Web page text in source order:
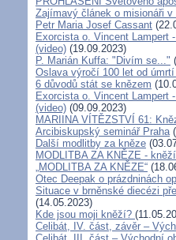
Zajímavý článek o misionáři v
Petr Maria Josef Cassant
Exorcista o. Vincent Lampert
(video) (19.09.2023)
P. Marián Kuffa: "Divím se..."
Oslava výročí 100 let od
6 důvodů stát se knězem
Exorcista o. Vincent Lampert
(video) (09.09.2023)
MARIINA VÍTĚZSTVÍ 61:
Arcibiskupský seminář Praha
Další modlitby za kněze
MODLITBA ZA KNĚZE -
„MODLITBA ZA KNĚZE“
Otec Deepak o prázdninách
Situace v brněnské diecézi
(14.05.2023)
Kde jsou moji kněží?
Celibát, IV. část, závěr –